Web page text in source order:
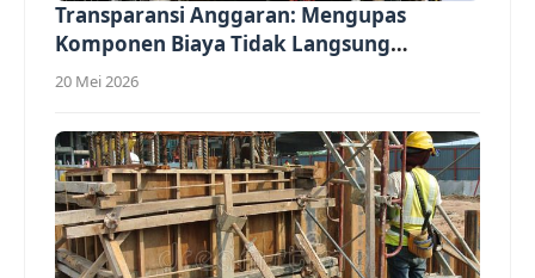
Transparansi Anggaran: Mengupas
Komponen Biaya Tidak Langsung
(Overhead)...
20 Mei 2026